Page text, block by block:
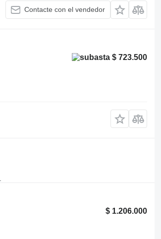
Contacte con el vendedor
$ 723.500
$ 1.206.000